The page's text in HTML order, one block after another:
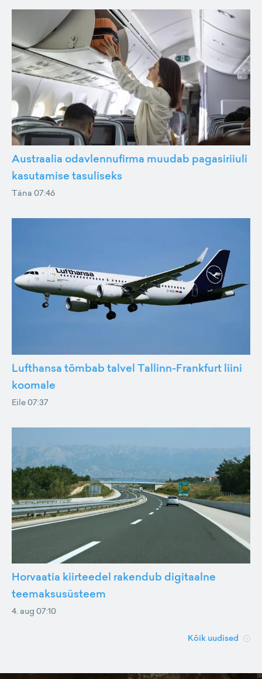
Austraalia odavlennufirma muudab pagasiriiuli
kasutamise tasuliseks
Täna 07:46
Lufthansa tõmbab talvel Tallinn-Frankfurt liini
koomale
Eile 07:37
Horvaatia kiirteedel rakendub digitaalne
teemaksusüsteem
4. aug 07:10
Kõik uudised